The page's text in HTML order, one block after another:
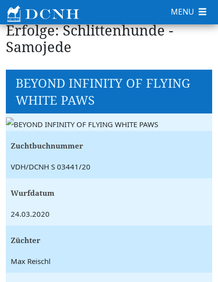
Erfolge: Schlittenhunde -
Samojede
BEYOND INFINITY OF FLYING
WHITE PAWS
Zuchtbuchnummer
VDH/DCNH S 03441/20
Wurfdatum
24.03.2020
Züchter
Max Reischl
MENU